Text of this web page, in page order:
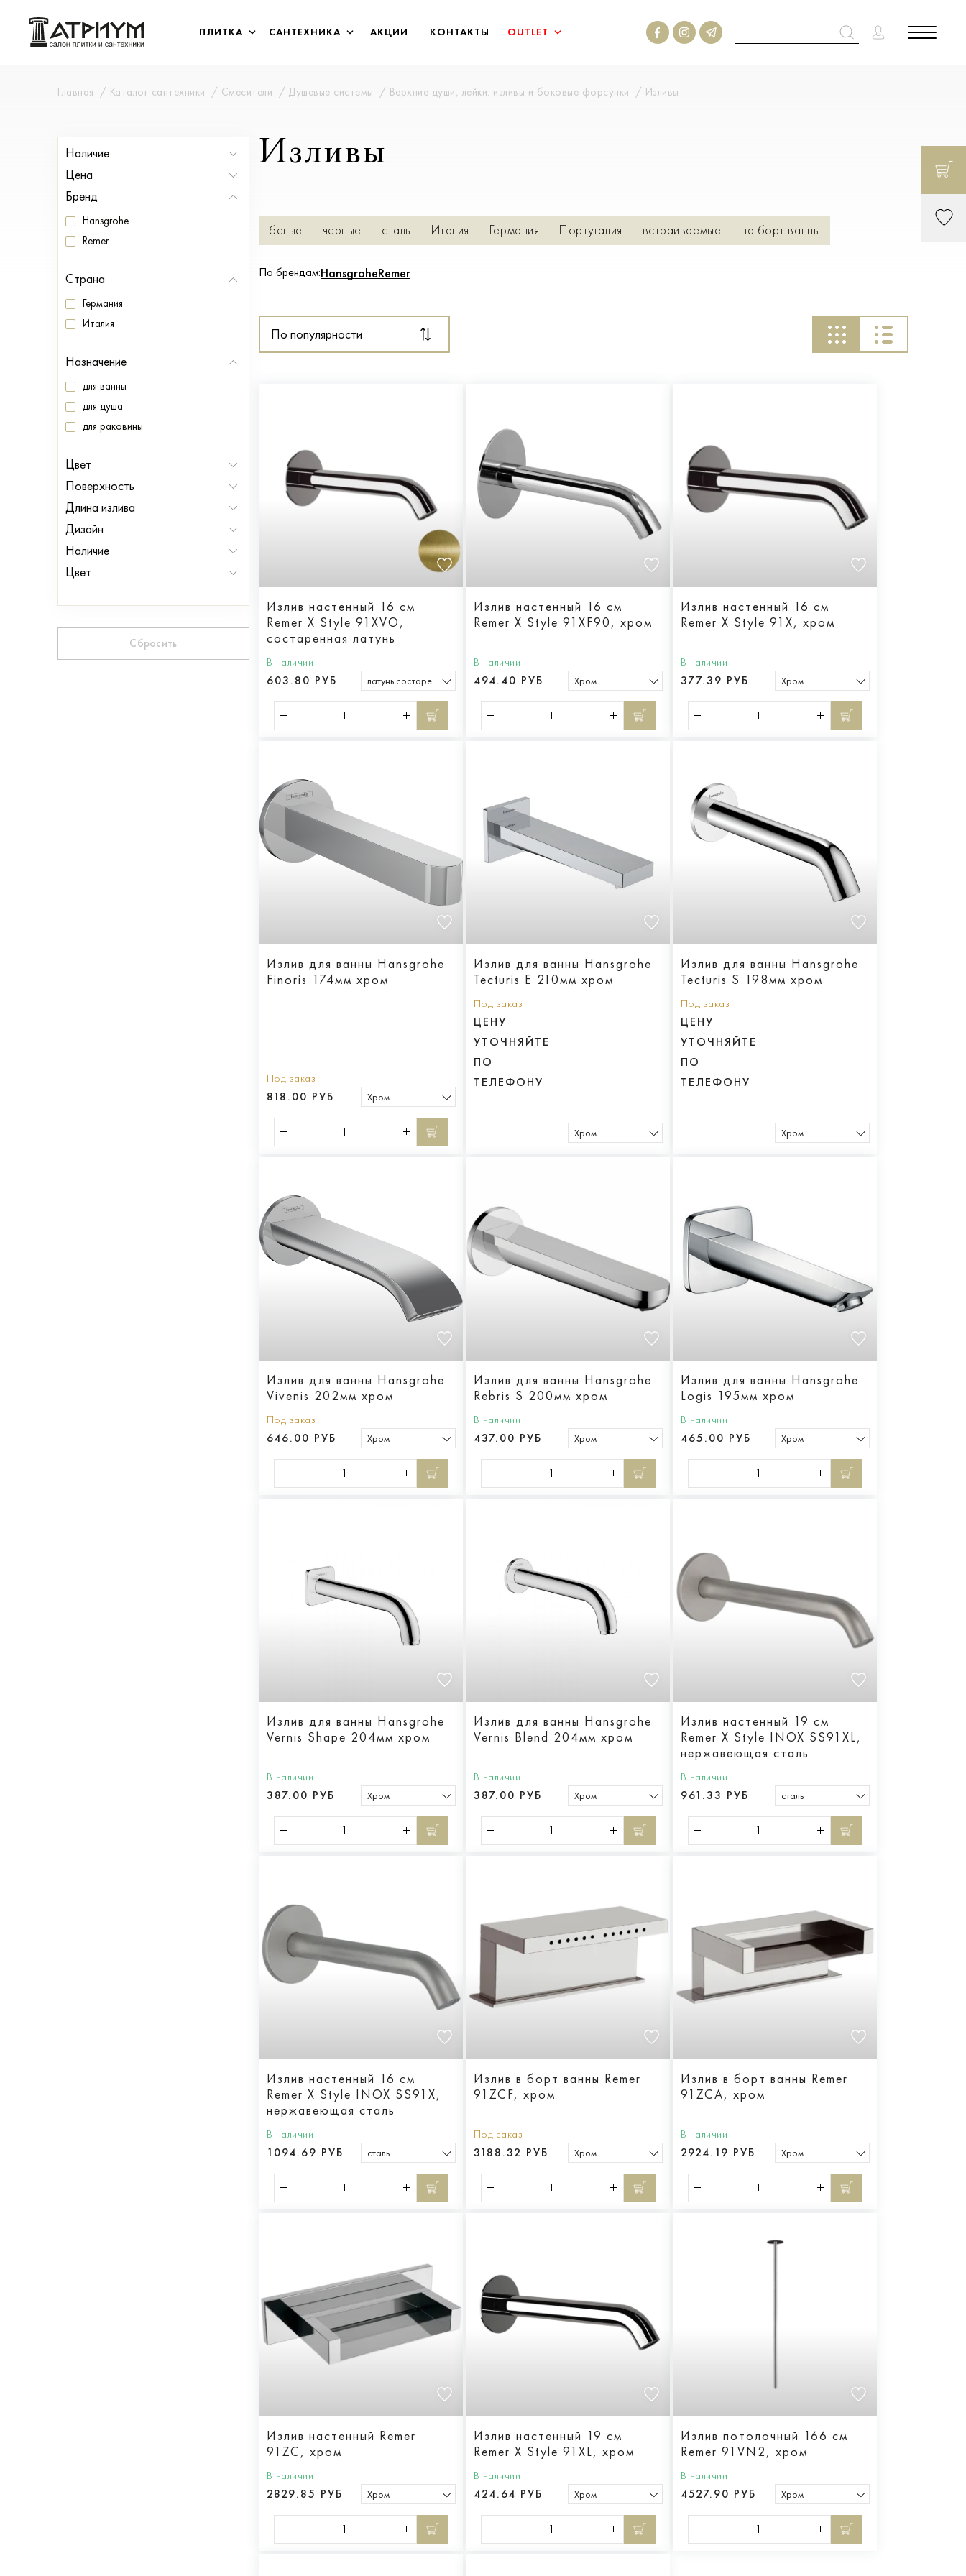
ПЛИТКА САНТЕХНИКА АКЦИИ КОНТАКТЫ OUTLET
Главная Каталог сантехники Смесители Душевые системы Верхние души, лейки. изливы и боковые форсунки Изливы
Наличие
В наличии
Под заказ
Цена
От
Бренд
Hansgrohe
Remer
Страна
Германия
Италия
Назначение
для ванны
для душа
для раковины
Цвет
хром
черный
сталь
Поверхность
Глянцевая
Матовая
Длина излива
От
Дизайн
современный стиль
Наличие
В наличии
Цвет
латунь
Сбросить
Изливы
белые черные сталь Италия Германия Португалия встраиваемые
на борт ванны
По брендам:HansgroheRemer
По популярности
Излив настенный 16 см
Remer X Style 91XVO,
состаренная латунь
В наличии
603.80 РУБ латунь состаренная
Излив настенный 16 см
Remer X Style 91XF90, хром
В наличии
494.40 РУБ Хром
Излив настенный 16 см
Remer X Style 91X, хром
В наличии
377.39 РУБ Хром
Излив для ванны Hansgrohe
Finoris 174мм хром
Под заказ
818.00 РУБ Хром
Излив для ванны Hansgrohe
Tecturis E 210мм хром
Под заказ
ЦЕНУ
УТОЧНЯЙТЕ
ПО
ТЕЛЕФОНУ
Хром
Излив для ванны Hansgrohe
Tecturis S 198мм хром
Под заказ
ЦЕНУ
УТОЧНЯЙТЕ
ПО
ТЕЛЕФОНУ
Хром
Излив для ванны Hansgrohe
Vivenis 202мм хром
Под заказ
646.00 РУБ Хром
Излив для ванны Hansgrohe
Rebris S 200мм хром
В наличии
437.00 РУБ Хром
Излив для ванны Hansgrohe
Logis 195мм хром
В наличии
465.00 РУБ Хром
Излив для ванны Hansgrohe
Vernis Shape 204мм хром
В наличии
387.00 РУБ Хром
Излив для ванны Hansgrohe
Vernis Blend 204мм хром
В наличии
387.00 РУБ Хром
Излив настенный 19 см
Remer X Style INOX SS91XL,
нержавеющая сталь
В наличии
961.33 РУБ сталь
Излив настенный 16 см
Remer X Style INOX SS91X,
нержавеющая сталь
В наличии
1094.69 РУБ сталь
Излив в борт ванны Remer
91ZCF, хром
Под заказ
3188.32 РУБ Хром
Излив в борт ванны Remer
91ZCA, хром
В наличии
2924.19 РУБ Хром
Излив настенный Remer
91ZC, хром
В наличии
2829.85 РУБ Хром
Излив настенный 19 см
Remer X Style 91XL, хром
В наличии
424.64 РУБ Хром
Излив потолочный 166 см
Remer 91VN2, хром
В наличии
4527.90 РУБ Хром